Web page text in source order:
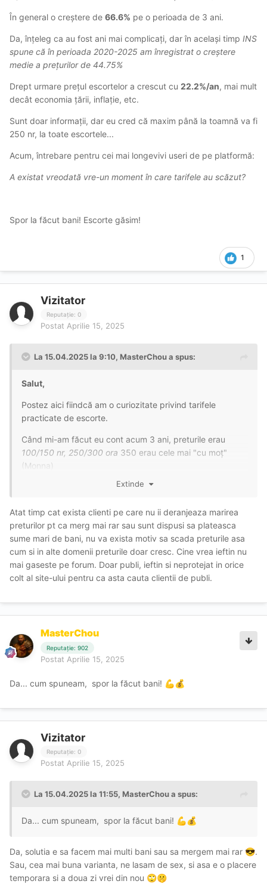
În general o creștere de 66.6% pe o perioada de 3 ani.
Da, înțeleg ca au fost ani mai complicați, dar în același timp INS
spune că în perioada 2020-2025 am înregistrat o creștere
medie a prețurilor de 44.75%
Drept urmare prețul escortelor a crescut cu 22.2%/an, mai mult
decât economia țării, inflație, etc.
Sunt doar informații, dar eu cred că maxim până la toamnă va fi
250 nr, la toate escortele...
Acum, întrebare pentru cei mai longevivi useri de pe platformă:
A existat vreodată vre-un moment în care tarifele au scăzut?
Spor la făcut bani! Escorte găsim!
1
Vizitator
Reputație: 0
Postat Aprilie 15, 2025
La 15.04.2025 la 9:10, MasterChoua spus:
Salut,
Postez aici fiindcă am o curiozitate privind tarifele
practicate de escorte.
Când mi-am făcut eu cont acum 3 ani, preturile erau
100/150 nr, 250/300 ora 350 erau cele mai "cu moț"
(Monna)
66.6%pe o perioada de 3 ani.
Da, înțeleg ca au fost ani mai complicați, dar în același
timpINS spune că în perioada 2020-2025 am înregistrat
o creștere medie a prețurilor de 44.75%
Drept urmare prețul escortelor a crescut cu22.2%/an,
mai mult decât economia țării, inflație, etc.
toamnă va fi 250 nr, la toate escortele...
platformă:
A existat vreodată vre-un moment în care tarifele au
Extinde
Atat timp cat exista clienti pe care nu ii deranjeaza marirea
preturilor pt ca merg mai rar sau sunt dispusi sa plateasca
sume mari de bani, nu va exista motiv sa scada preturile asa
cum si in alte domenii preturile doar cresc. Cine vrea ieftin nu
mai gaseste pe forum. Doar publi, ieftin si neprotejat in orice
colt al site-ului pentru ca asta cauta clientii de publi.
MasterChou
Reputație: 902
Postat Aprilie 15, 2025
Da... cum spuneam, spor la făcut bani! 💪💰
Vizitator
Reputație: 0
Postat Aprilie 15, 2025
La 15.04.2025 la 11:55, MasterChoua spus:
Da... cum spuneam, spor la făcut bani! 💪💰
Da, solutia e sa facem mai multi bani sau sa mergem mai rar 😎.
Sau, cea mai buna varianta, ne lasam de sex, si asa e o placere
temporara si a doua zi vrei din nou 🙄🤫